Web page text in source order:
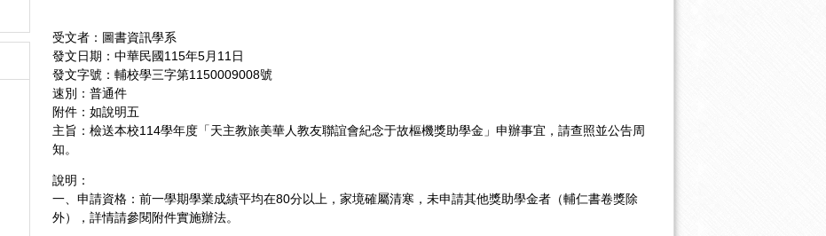
受文者：圖書資訊學系
發文日期：中華民國115年5月11日
發文字號：輔校學三字第1150009008號
速別：普通件
附件：如說明五
主旨：檢送本校114學年度「天主教旅美華人教友聯誼會紀念于故樞機獎助學金」申辦事宜，請查照並公告周
知。
說明：
一、申請資格：前一學期學業成績平均在80分以上，家境確屬清寒，未申請其他獎助學金者（輔仁書卷獎除
外），詳情請參閱附件實施辦法。